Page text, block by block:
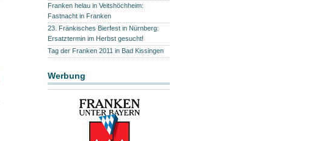
Franken helau in Veitshöchheim:
Fastnacht in Franken
23. Fränkisches Bierfest in Nürnberg:
Ersatztermin im Herbst gesucht!
Tag der Franken 2011 in Bad Kissingen
Werbung